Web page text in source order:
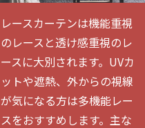
レースカーテンは機能重視
のレースと透け感重視のレ
ースに大別されます。UVカ
ットや遮熱、外からの視線
が気になる方は多機能レー
スをおすすめします。主な